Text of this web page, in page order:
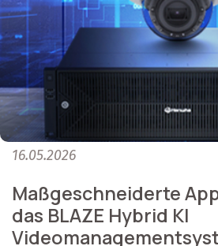
16.05.2026
Maßgeschneiderte
das BLAZE Hybrid KI